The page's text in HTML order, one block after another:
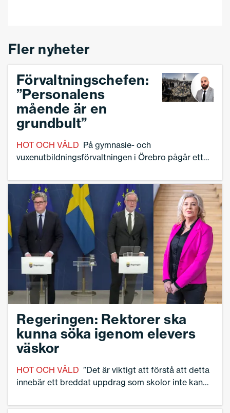
Fler nyheter
Förvaltningschefen:
”Personalens
mående är en
grundbult”
HOT OCH VÅLD På gymnasie- och
vuxenutbildningsförvaltningen i Örebro pågår ett
elever ges rätt stöd efter Campus Risbergska.
Regeringen: Rektorer ska
kunna söka igenom elevers
väskor
HOT OCH VÅLD ”Det är viktigt att förstå att detta
innebär ett breddat uppdrag som skolor inte kan
Charlotte Gavelin Rydman, förbundsordförande